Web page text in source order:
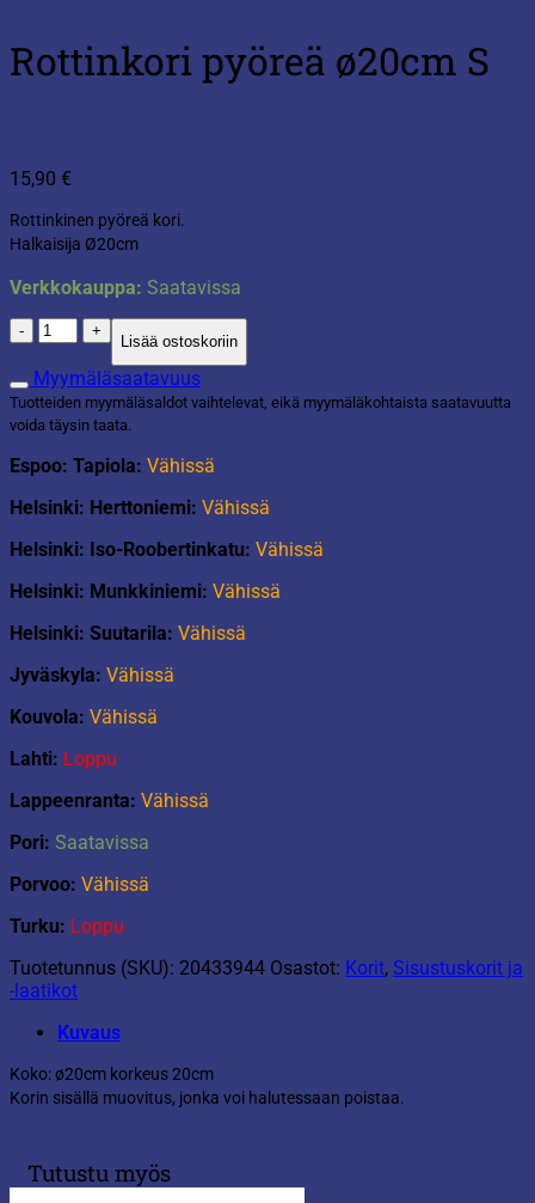
Rottinkori pyöreä ø20cm S
15,90 €
Rottinkinen pyöreä kori.
Halkaisija Ø20cm
Verkkokauppa: Saatavissa
Rottinkori
pyöreä
ø20cm
S
määrä
Lisää ostoskoriin
Myymäläsaatavuus
Tuotteiden myymäläsaldot vaihtelevat, eikä myymäläkohtaista saatavuutta
voida täysin taata.
Espoo: Tapiola: Vähissä
Helsinki: Herttoniemi: Vähissä
Helsinki: Iso-Roobertinkatu: Vähissä
Helsinki: Munkkiniemi: Vähissä
Helsinki: Suutarila: Vähissä
Jyväskyla: Vähissä
Kouvola: Vähissä
Lahti: Loppu
Lappeenranta: Vähissä
Pori: Saatavissa
Porvoo: Vähissä
Turku: Loppu
Tuotetunnus (SKU): 20433944 Osastot: Korit, Sisustuskorit ja
-laatikot
Kuvaus
Koko: ø20cm korkeus 20cm
Korin sisällä muovitus, jonka voi halutessaan poistaa.
Tutustu myös